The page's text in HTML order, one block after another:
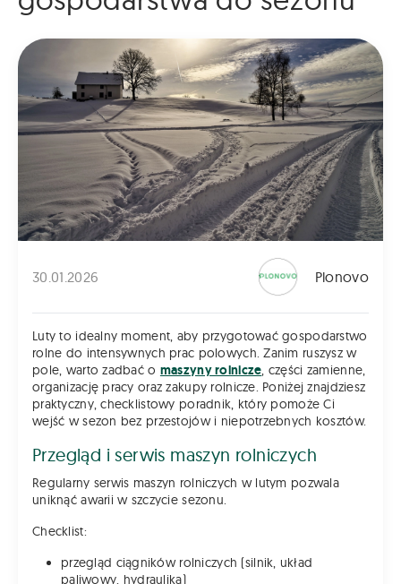
30.01.2026 Plonovo
Luty to idealny moment, aby przygotować gospodarstwo
rolne do intensywnych prac polowych. Zanim ruszysz w
pole, warto zadbać o maszyny rolnicze, części zamienne,
organizację pracy oraz zakupy rolnicze. Poniżej znajdziesz
praktyczny, checklistowy poradnik, który pomoże Ci
wejść w sezon bez przestojów i niepotrzebnych kosztów.
Przegląd i serwis maszyn rolniczych
Regularny serwis maszyn rolniczych w lutym pozwala
uniknąć awarii w szczycie sezonu.
Checklist:
przegląd ciągników rolniczych (silnik, układ
paliwowy, hydraulika)